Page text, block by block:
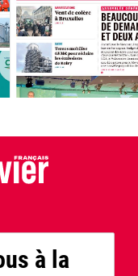
à la